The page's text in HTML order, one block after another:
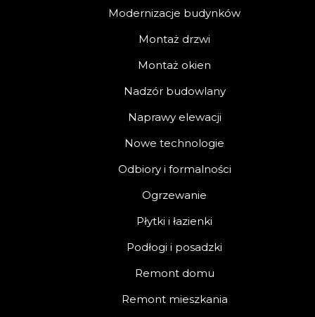
Modernizacje budynków
Montaż drzwi
Montaż okien
Nadzór budowlany
Naprawy elewacji
Nowe technologie
Odbiory i formalności
Ogrzewanie
Płytki i łazienki
Podłogi i posadzki
Remont domu
Remont mieszkania